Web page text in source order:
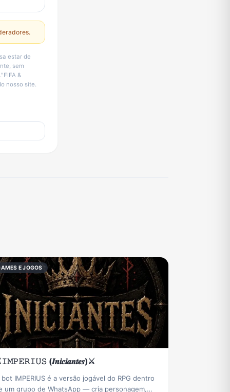
estar de
sem
&
nosso site.
E JOGOS
(𝑰𝒏𝒊𝒄𝒊𝒂𝒏𝒕𝒆𝒔)⚔️
bot IMPERIUS é a versão jogável do RPG dentro
um grupo de WhatsApp — cria personagem,